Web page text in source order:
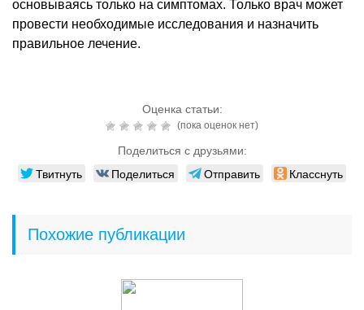
основываясь только на симптомах. Только врач может
провести необходимые исследования и назначить
правильное лечение.
Оценка статьи:
(пока оценок нет)
Поделиться с друзьями:
Твитнуть Поделиться Отправить Класснуть
Похожие публикации